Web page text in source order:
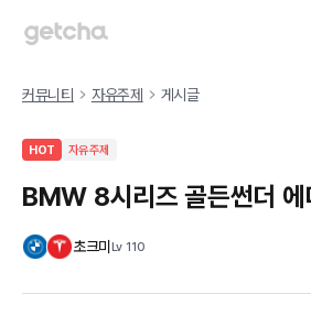
커뮤니티 자유주제 게시글
HOT 자유주제
BMW 8시리즈 골든썬더 에
초크미 Lv 110